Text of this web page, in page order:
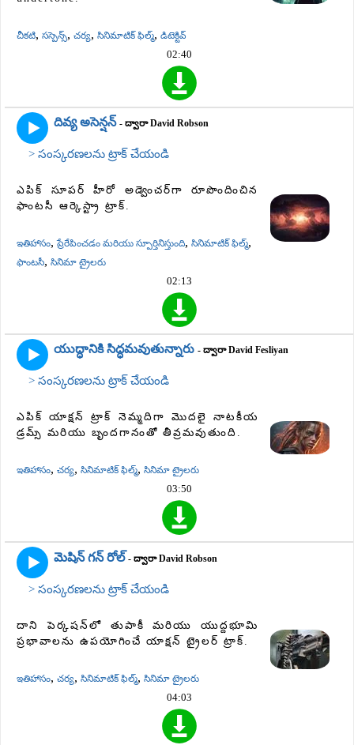
చీకటి, సస్పెన్స్, చర్య, సినిమాటిక్ ఫిల్మ్, డిటెక్టివ్
02:40
దివ్య అసెన్షన్ - ద్వారా David Robson
> సంస్కరణలను ట్రాక్ చేయండి
ఎపిక్ సూపర్ హీరో అడ్వెంచర్‌గా రూపొందించిన
ఫాంటసీ ఆర్కెస్ట్రా ట్రాక్.
ఇతిహాసం,ప్రేరేపించడం మరియు స్పూర్తినిస్తుంది, సినిమాటిక్ ఫిల్మ్,
ఫాంటసీ, సినిమా ట్రైలరు
02:13
యుద్ధానికి సిద్ధమవుతున్నారు - ద్వారా David Fesliyan
> సంస్కరణలను ట్రాక్ చేయండి
ఎపిక్ యాక్షన్ ట్రాక్ నెమ్మదిగా మొదలై నాటకీయ
డ్రమ్స్ మరియు బృందగానంతో తీవ్రమవుతుంది.
ఇతిహాసం, చర్య, సినిమాటిక్ ఫిల్మ్, సినిమా ట్రైలరు
03:50
మెషిన్ గన్ రోల్ - ద్వారా David Robson
> సంస్కరణలను ట్రాక్ చేయండి
దాని పెర్కషన్‌లో తుపాకీ మరియు యుద్దభూమి
ప్రభావాలను ఉపయోగించే యాక్షన్ ట్రైలర్ ట్రాక్.
ఇతిహాసం, చర్య, సినిమాటిక్ ఫిల్మ్, సినిమా ట్రైలరు
04:03